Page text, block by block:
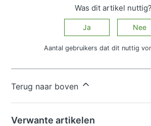
Was dit artikel nuttig?
Ja Nee
Aantal gebruikers dat dit nuttig
Terug naar boven
Verwante artikelen